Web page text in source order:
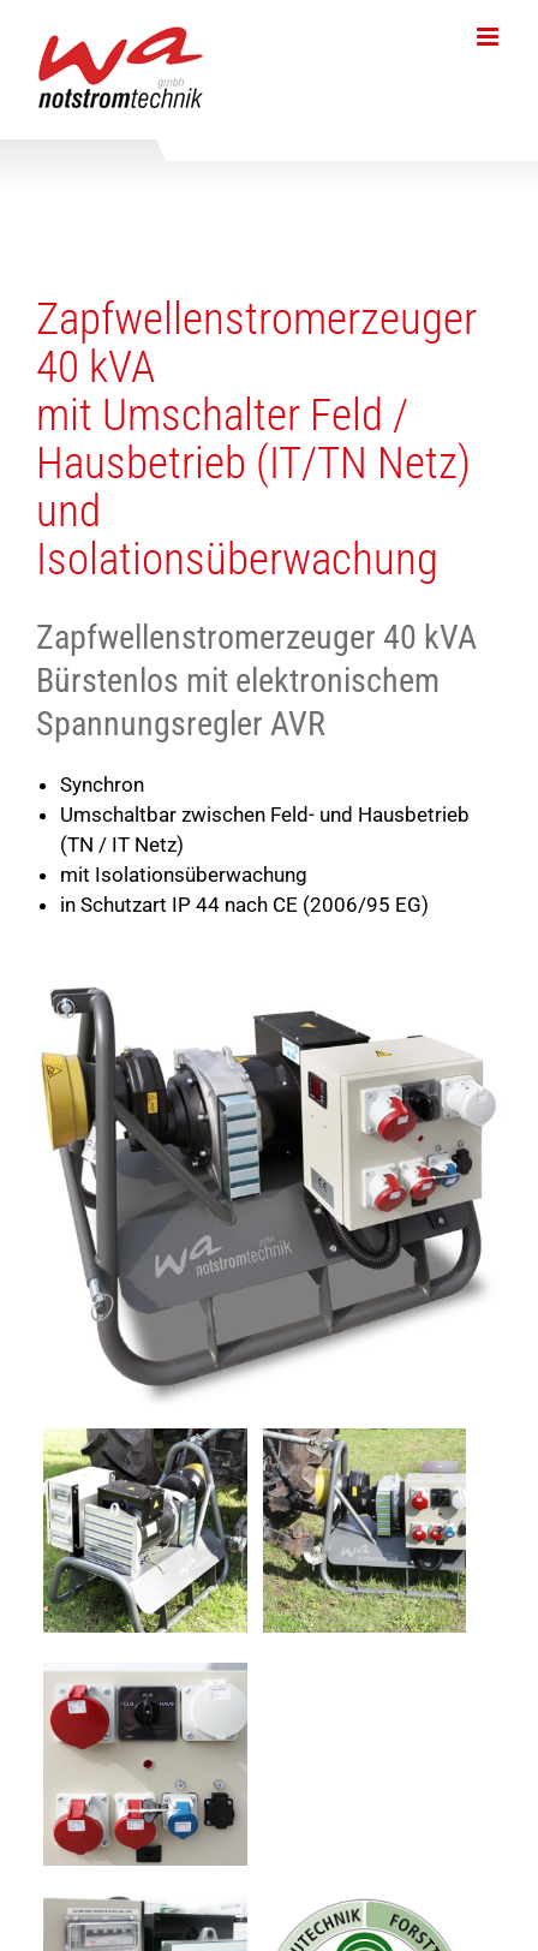
content
Zapfwellenstromerzeuger
40 kVA
mit Umschalter Feld /
Hausbetrieb (IT/TN Netz)
und
Isolationsüberwachung
Zapfwellenstromerzeuger 40 kVA
Bürstenlos mit elektronischem
Spannungsregler AVR
Synchron
Umschaltbar zwischen Feld- und Hausbetrieb
(TN / IT Netz)
mit Isolationsüberwachung
in Schutzart IP 44 nach CE (2006/95 EG)